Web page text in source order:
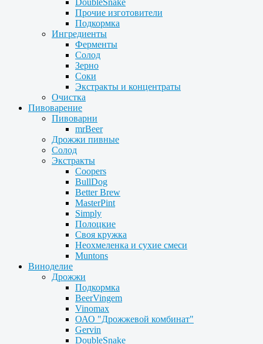
DoubleSnake
Прочие изготовители
Подкормка
Ингредиенты
Ферменты
Солод
Зерно
Соки
Экстракты и концентраты
Очистка
Пивоварение
Пивоварни
mrBeer
Дрожжи пивные
Солод
Экстракты
Coopers
BullDog
Better Brew
MasterPint
Simply
Полоцкие
Своя кружка
Неохмеленка и сухие смеси
Muntons
Виноделие
Дрожжи
Подкормка
BeerVingem
Vinomax
ОАО "Дрожжевой комбинат"
Gervin
DoubleSnake